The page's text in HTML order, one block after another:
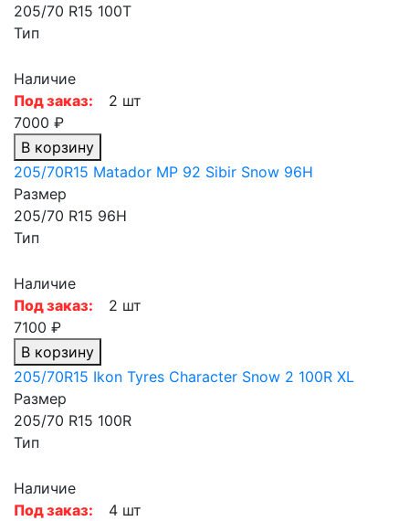
205/70 R15 100T
Тип
Наличие
Под заказ:
2 шт
7000 ₽
В корзину
205/70R15 Matador MP 92 Sibir Snow 96H
Размер
205/70 R15 96H
Тип
Наличие
Под заказ:
2 шт
7100 ₽
В корзину
205/70R15 Ikon Tyres Character Snow 2 100R XL
Размер
205/70 R15 100R
Тип
Наличие
Под заказ:
4 шт